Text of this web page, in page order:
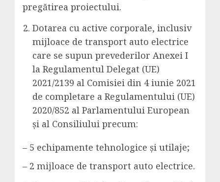
pregătirea proiectului.
Dotarea cu active corporale, inclusiv
mijloace de transport auto electrice
care se supun prevederilor Anexei I
la Regulamentul Delegat (UE)
2021/2139 al Comisiei din 4 iunie 2021
de completare a Regulamentului (UE)
2020/852 al Parlamentului European
și al Consiliului precum:
– 5 echipamente tehnologice și utilaje;
– 2 mijloace de transport auto electrice.